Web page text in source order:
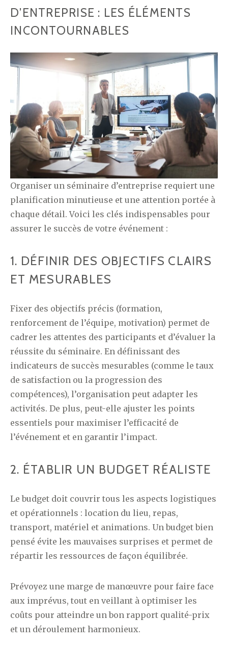
D’ENTREPRISE : LES ÉLÉMENTS
INCONTOURNABLES
Organiser un séminaire d’entreprise requiert une
planification minutieuse et une attention portée à
chaque détail. Voici les clés indispensables pour
assurer le succès de votre événement :
1. DÉFINIR DES OBJECTIFS CLAIRS
ET MESURABLES
Fixer des objectifs précis (formation,
renforcement de l’équipe, motivation) permet de
cadrer les attentes des participants et d’évaluer la
réussite du séminaire. En définissant des
indicateurs de succès mesurables (comme le taux
de satisfaction ou la progression des
compétences), l’organisation peut adapter les
activités. De plus, peut-elle ajuster les points
essentiels pour maximiser l’efficacité de
l’événement et en garantir l’impact.
2. ÉTABLIR UN BUDGET RÉALISTE
Le budget doit couvrir tous les aspects logistiques
et opérationnels : location du lieu, repas,
transport, matériel et animations. Un budget bien
pensé évite les mauvaises surprises et permet de
répartir les ressources de façon équilibrée.
Prévoyez une marge de manœuvre pour faire face
aux imprévus, tout en veillant à optimiser les
coûts pour atteindre un bon rapport qualité-prix
et un déroulement harmonieux.